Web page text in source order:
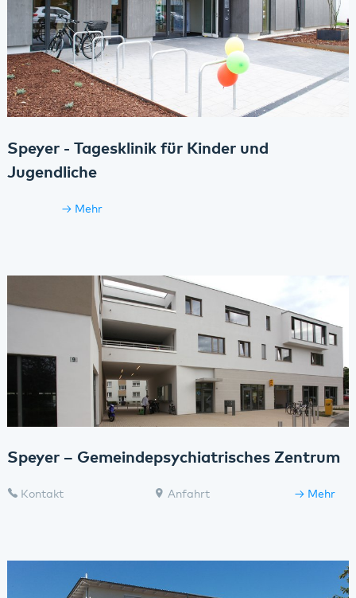
Speyer - Tagesklinik für Kinder und
Jugendliche
Mehr
Speyer – Gemeindepsychiatrisches Zentrum
Kontakt Anfahrt Mehr